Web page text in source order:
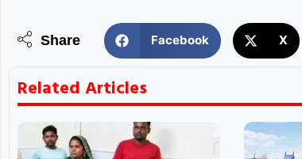
Share Facebook X
Related Articles